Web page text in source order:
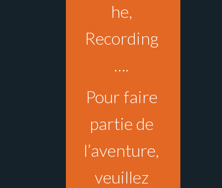
he,
Recording
….
Pour faire
partie de
l’aventure,
veuillez